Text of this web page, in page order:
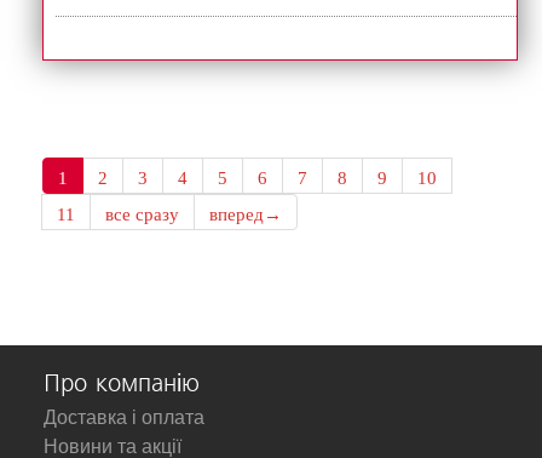
1 2 3 4 5 6 7 8 9
10
11
все сразу вперед→
Про компанію
Доставка і оплата
Новини та акції